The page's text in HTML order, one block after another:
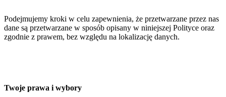
Podejmujemy kroki w celu zapewnienia, że przetwarzane przez nas
dane są przetwarzane w sposób opisany w niniejszej Polityce oraz
zgodnie z prawem, bez względu na lokalizację danych.
Twoje prawa i wybory